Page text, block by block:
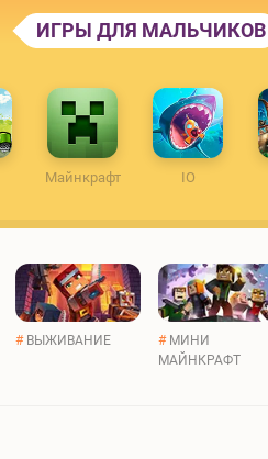
ONLINEIGRY.NET
ИГРЫ ДЛЯ МАЛЬЧИКОВ
Майнкрафт IO
#ВЫЖИВАНИЕ #МИНИ
МАЙНКРАФТ